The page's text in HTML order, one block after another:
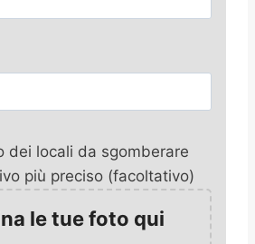
dei locali da sgomberare
più preciso (facoltativo)
le tue foto qui